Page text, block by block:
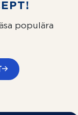
populära